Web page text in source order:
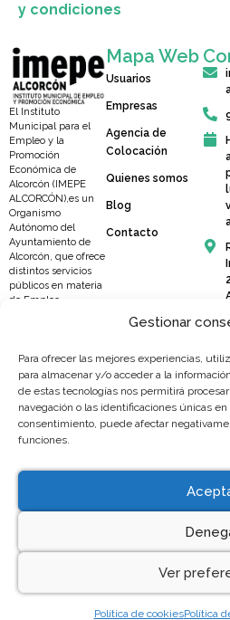
Gestionar
Para ofrecer las mejores experiencias,
para almacenar y/o acceder a la
de estas tecnologías nos permitirá
navegación o las identificaciones únicas
consentimiento, puede afectar
funciones.
Ver
Política de cookiesPolítica
y condiciones
El Instituto
Municipal para el
Empleo y la
Promoción
Económica de
Alcorcón (IMEPE
ALCORCÓN),es un
Organismo
Autónomo del
Ayuntamiento de
Alcorcón, que ofrece
distintos servicios
públicos en materia
de Empleo,
Promoción
Empresarial y del
Comercio Local.
Compromiso con el
ciudadano,
profesionalidad y
responsabilidad.
VALORES TU
Mapa Web
Usuarios
Empresas
Agencia de
Colocación
Quienes somos
Blog
Contacto
2025 © Todos los derechos